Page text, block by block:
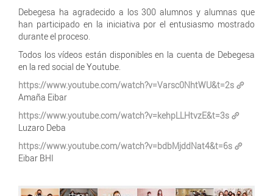
Debegesa ha agradecido a los 300 alumnos y alumnas que
han participado en la iniciativa por el entusiasmo mostrado
durante el proceso.
Todos los vídeos están disponibles en la cuenta de Debegesa
en la red social de Youtube.
https://www.youtube.com/watch?v=Varsc0NhtWU&t=2s
Amaña Eibar
https://www.youtube.com/watch?v=kehpLLHtvzE&t=3s
Luzaro Deba
https://www.youtube.com/watch?v=bdbMjddNat4&t=6s
Eibar BHI